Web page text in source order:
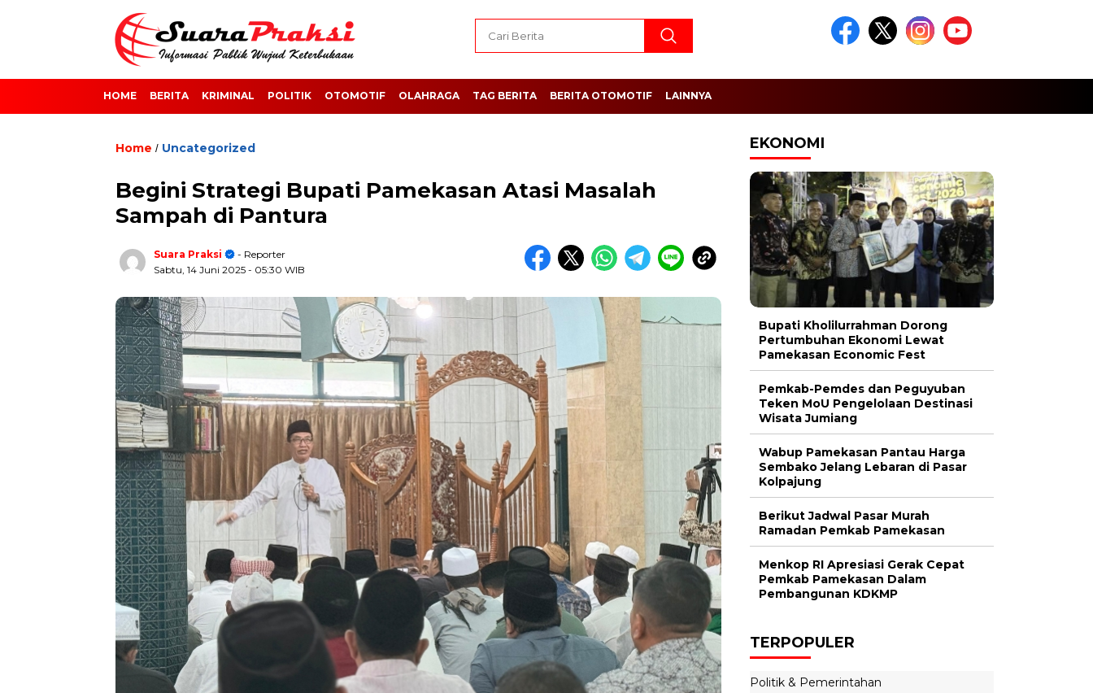
HOME BERITA KRIMINAL POLITIK OTOMOTIF OLAHRAGA TAG BERITA BERITA OTOMOTIF LAINNYA
Home / Uncategorized
Begini Strategi Bupati Pamekasan Atasi Masalah
Sampah di Pantura
Suara Praksi
- Reporter
Sabtu, 14 Juni 2025 - 05:30 WIB
EKONOMI
Bupati Kholilurrahman Dorong
Pertumbuhan Ekonomi Lewat
Pamekasan Economic Fest
Pemkab-Pemdes dan Peguyuban
Teken MoU Pengelolaan Destinasi
Wisata Jumiang
Wabup Pamekasan Pantau Harga
Sembako Jelang Lebaran di Pasar
Kolpajung
Berikut Jadwal Pasar Murah
Ramadan Pemkab Pamekasan
Menkop RI Apresiasi Gerak Cepat
Pemkab Pamekasan Dalam
Pembangunan KDKMP
TERPOPULER
Politik & Pemerintahan